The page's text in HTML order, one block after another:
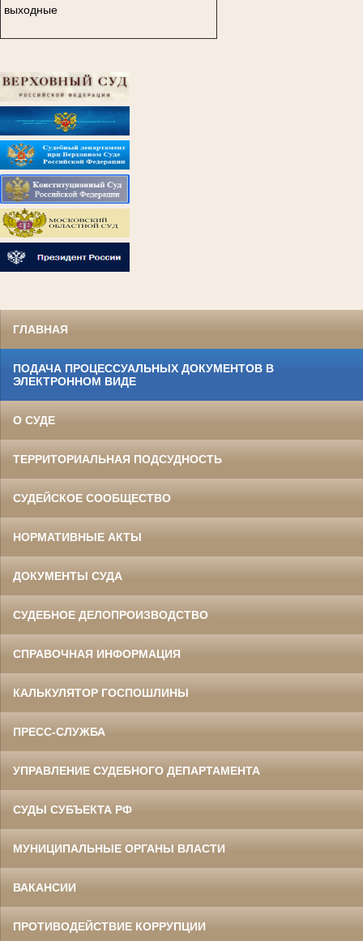
выходные
ГЛАВНАЯ
ПОДАЧА ПРОЦЕССУАЛЬНЫХ ДОКУМЕНТОВ В
ЭЛЕКТРОННОМ ВИДЕ
О СУДЕ
ТЕРРИТОРИАЛЬНАЯ ПОДСУДНОСТЬ
СУДЕЙСКОЕ СООБЩЕСТВО
НОРМАТИВНЫЕ АКТЫ
ДОКУМЕНТЫ СУДА
СУДЕБНОЕ ДЕЛОПРОИЗВОДСТВО
СПРАВОЧНАЯ ИНФОРМАЦИЯ
КАЛЬКУЛЯТОР ГОСПОШЛИНЫ
ПРЕСС-СЛУЖБА
УПРАВЛЕНИЕ СУДЕБНОГО ДЕПАРТАМЕНТА
СУДЫ СУБЪЕКТА РФ
МУНИЦИПАЛЬНЫЕ ОРГАНЫ ВЛАСТИ
ВАКАНСИИ
ПРОТИВОДЕЙСТВИЕ КОРРУПЦИИ